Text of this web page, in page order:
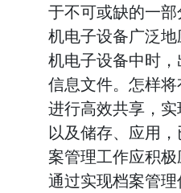
于不可或缺的一
机电子设备广泛
机电子设备中时
信息文件。怎样
进行高效共享，
以及储存、应用
案管理工作应积极
通过实现档案管